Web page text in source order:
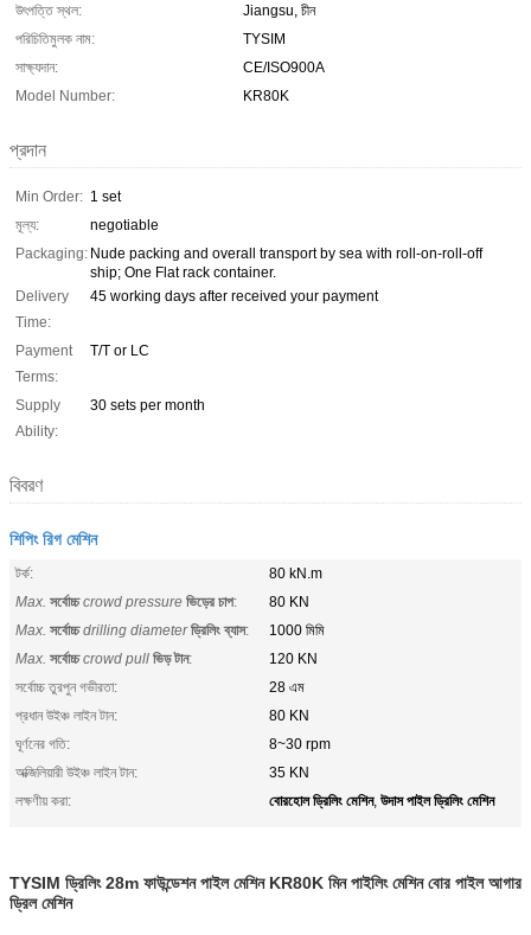
উৎপত্তি স্থল:
Jiangsu, চীন
পরিচিতিমুলক নাম:
TYSIM
সাক্ষ্যদান:
CE/ISO900A
Model Number:
KR80K
প্রদান
Min Order: 1 set
মূল্য:
negotiable
Packaging: Nude packing and overall transport by sea with roll-on-roll-off
ship; One Flat rack container.
Delivery
Time:
45 working days after received your payment
Payment
Terms:
T/T or LC
Supply
Ability:
30 sets per month
বিবরণ
শিপিং রিগ মেশিন
টর্ক:
80 kN.m
Max. সর্বোচ্চ crowd pressure ভিড়ের চাপ:
80 KN
Max. সর্বোচ্চ drilling diameter ড্রিলিং ব্যাস:
1000 মিমি
Max. সর্বোচ্চ crowd pull ভিড় টান:
120 KN
সর্বোচ্চ তুরপুন গভীরতা:
28 এম
প্রধান উইঞ্চ লাইন টান:
80 KN
ঘূর্ণনের গতি:
8~30 rpm
অক্জিলিয়ারী উইঞ্চ লাইন টান:
35 KN
লক্ষণীয় করা:
বোরহোল ড্রিলিং মেশিন, উদাস পাইল ড্রিলিং মেশিন
TYSIM ড্রিলিং 28m ফাউন্ডেশন পাইল মেশিন KR80K মিন পাইলিং মেশিন বোর পাইল আগার
ড্রিল মেশিন